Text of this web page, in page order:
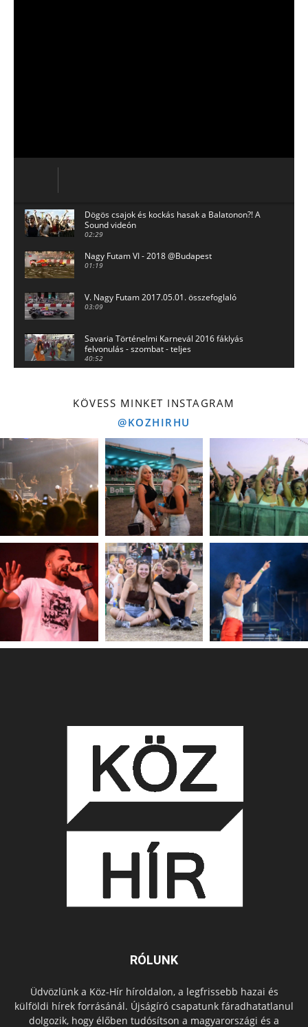
Dögös csajok és kockás hasak a Balatonon?! A
Sound videón
02:29
Nagy Futam VI - 2018 @Budapest
01:19
V. Nagy Futam 2017.05.01. összefoglaló
03:09
Savaria Történelmi Karnevál 2016 fáklyás
felvonulás - szombat - teljes
40:52
36:12
Kiscsillag - Savaria Karnevál 2016 (részlet)
Szombathelyi Kötélugró Klub a Savaria
Karneválon 2016 (részlet)
11:29
Nagy Futam IV. 2016. összefoglaló
02:06
Kis Grofo by "DJ Miki" - Szombathely
Motoros felvonulás 2016. április 16. I. /
szombathely.koz-hir.hu
03:58
Motoros felvonulás 2016. április 16. II. /
szombathely.koz-hir.hu
03:31
KÖVESS MINKET INSTAGRAM
@KOZHIRHU
RÓLUNK
Üdvözlünk a Köz-Hír híroldalon, a legfrissebb hazai és
külföldi hírek forrásánál. Újságíró csapatunk fáradhatatlanul
dolgozik, hogy élőben tudósítson a magyarországi és a